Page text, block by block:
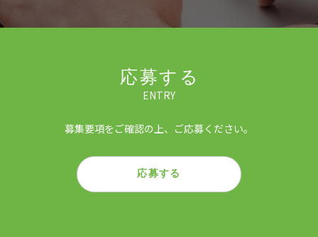
応募する
ENTRY
募集要項をご確認の上、ご応募ください。
応募する